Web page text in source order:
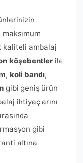
kaliteli ambalaj
köşebentler ile
, koli bandı,
gibi geniş ürün
ihtiyaçlarını
gibi
altına